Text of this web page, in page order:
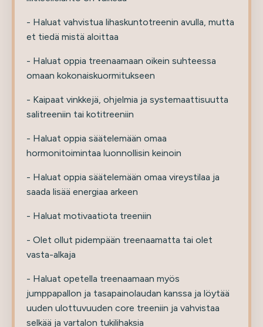
- Haluat vahvistua lihaskuntotreenin avulla, mutta
et tiedä mistä aloittaa
- Haluat oppia treenaamaan oikein suhteessa
omaan kokonaiskuormitukseen
- Kaipaat vinkkejä, ohjelmia ja systemaattisuutta
salitreeniin tai kotitreeniin
- Haluat oppia säätelemään omaa
hormonitoimintaa luonnollisin keinoin
- Haluat oppia säätelemään omaa vireystilaa ja
saada lisää energiaa arkeen
- Haluat motivaatiota treeniin
- Olet ollut pidempään treenaamatta tai olet
vasta-alkaja
- Haluat opetella treenaamaan myös
jumppapallon ja tasapainolaudan kanssa ja löytää
uuden ulottuvuuden core treeniin ja vahvistaa
selkää ja vartalon tukilihaksia